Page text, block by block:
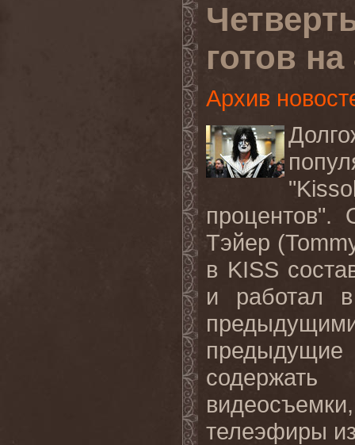
готов
Архив
"
процентов".
Тэйер (
в KISS
и работал
телеэфиры